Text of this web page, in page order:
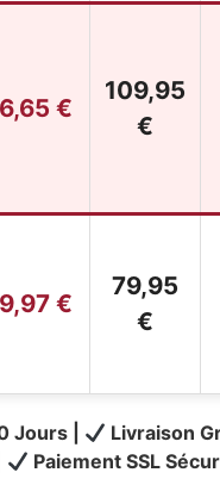
€
109,95
€
€
79,95
€
Jours |
Livraison
Paiement SSL